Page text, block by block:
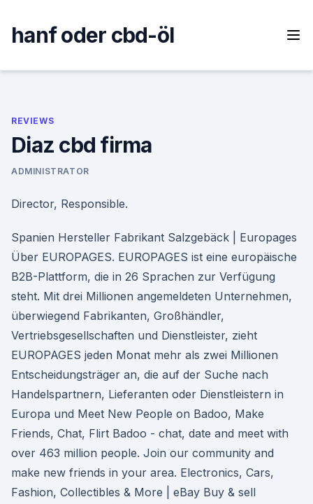
content
hanf oder cbd-öl
REVIEWS
Diaz cbd firma
ADMINISTRATOR
Director, Responsible.
Spanien Hersteller Fabrikant Salzgebäck | Europages
Über EUROPAGES. EUROPAGES ist eine europäische
B2B-Plattform, die in 26 Sprachen zur Verfügung
steht. Mit drei Millionen angemeldeten Unternehmen,
überwiegend Fabrikanten, Großhändler,
Vertriebsgesellschaften und Dienstleister, zieht
EUROPAGES jeden Monat mehr als zwei Millionen
Entscheidungsträger an, die auf der Suche nach
Handelspartnern, Lieferanten oder Dienstleistern in
Europa und Meet New People on Badoo, Make
Friends, Chat, Flirt Badoo - chat, date and meet with
over 463 million people. Join our community and
make new friends in your area. Electronics, Cars,
Fashion, Collectibles & More | eBay Buy & sell